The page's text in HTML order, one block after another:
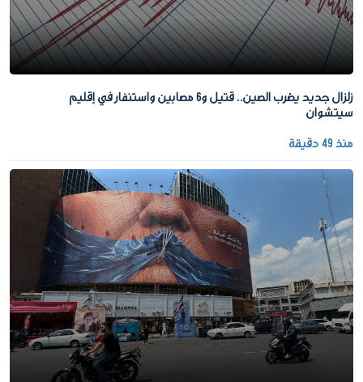
زلزال جديد يضرب الصين.. قتيل و6 مصابين واستنفار في إقليم
سيتشوان
منذ 49 دقيقة